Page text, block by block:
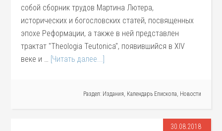
собой сборник трудов Мартина Лютера,
исторических и богословских статей, посвященных
эпохе Реформации, а также в ней представлен
трактат "Theologia Teutonica", появившийся в XIV
веке и … [Читать далее...]
Раздел: Издания, Календарь Епископа, Новости
30.08.2018